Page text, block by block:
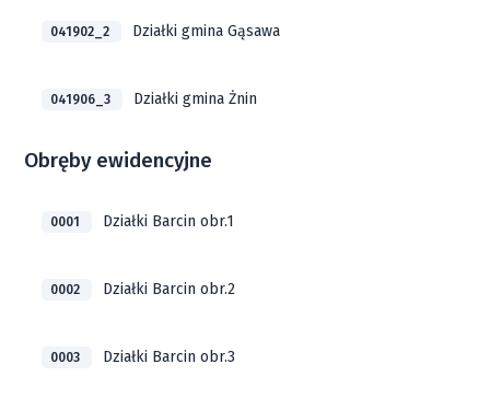
041902_2 Działki gmina Gąsawa
041906_3 Działki gmina Żnin
Obręby ewidencyjne
0001 Działki Barcin obr.1
0002 Działki Barcin obr.2
0003 Działki Barcin obr.3